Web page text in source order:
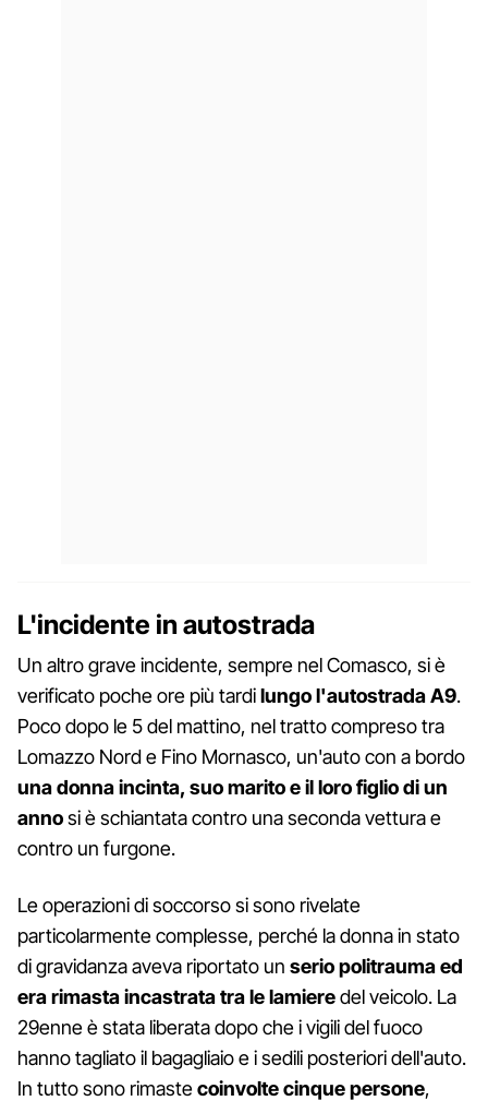
L'incidente in autostrada
Un altro grave incidente, sempre nel Comasco, si è
verificato poche ore più tardilungo l'autostrada A9.
Poco dopo le 5 del mattino, nel tratto compreso tra
Lomazzo Nord e Fino Mornasco, un'auto con a bordo
una donna incinta, suo marito e il loro figlio di un
annosi è schiantata contro una seconda vettura e
contro un furgone.
Le operazioni di soccorso si sono rivelate
particolarmente complesse, perché la donna in stato
di gravidanza aveva riportato un serio politrauma ed
era rimasta incastrata tra le lamieredel veicolo. La
29enne è stata liberata dopo che i vigili del fuoco
hanno tagliato il bagagliaio e i sedili posteriori dell'auto.
In tutto sono rimastecoinvolte cinque persone,